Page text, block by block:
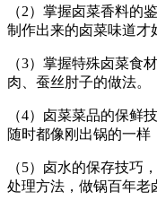
（2）掌握卤菜香料的
制作出来的卤菜味道才
（3）掌握特殊卤菜食
肉、蚕丝肘子的做法。
（4）卤菜菜品的保鲜
随时都像刚出锅的一样
（5）卤水的保存技巧
处理方法，做锅百年老